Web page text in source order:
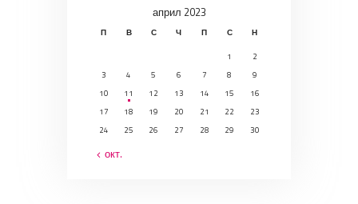
април 2023
П В С Ч П С
Н
1
2
3
4 5 6 7 8
9
10
11 12 13 14 15
16
17
18 19 20 21 22
23
24
25 26 27 28 29 30
« окт.